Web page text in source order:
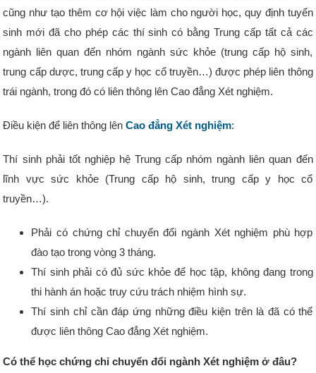
cũng như tạo thêm cơ hội việc làm cho người học, quy định tuyển
sinh mới đã cho phép các thí sinh có bằng Trung cấp tất cả các
ngành liên quan đến nhóm ngành sức khỏe (trung cấp hộ sinh,
trung cấp dược, trung cấp y học cổ truyền…) được phép liên thông
trái ngành, trong đó có liên thông lên Cao đẳng Xét nghiệm.
Điều kiện để liên thông lênCao đẳng Xét nghiệm:
Thí sinh phải tốt nghiệp hệ Trung cấp nhóm ngành liên quan đến
lĩnh vực sức khỏe (Trung cấp hộ sinh, trung cấp y học cổ
truyền…).
Phải có chứng chỉ chuyển đổi ngành Xét nghiệm phù hợp
đào tạo trong vòng 3 tháng.
Thí sinh phải có đủ sức khỏe để học tập, không đang trong
thi hành án hoặc truy cứu trách nhiệm hình sự.
Thí sinh chỉ cần đáp ứng những điều kiện trên là đã có thể
được liên thông Cao đẳng Xét nghiệm.
Có thể họcchứng chỉ chuyển đổi ngành Xét nghiệm ở đâu?